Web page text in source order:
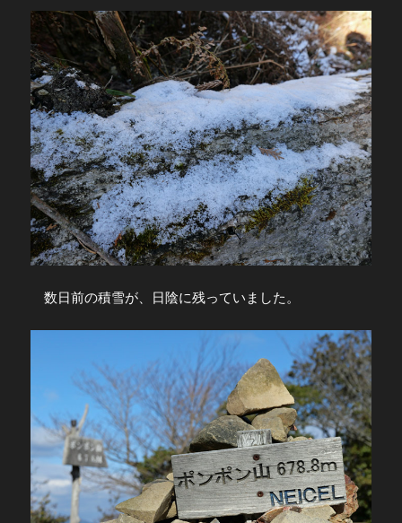
数日前の積雪が、日陰に残っていました。